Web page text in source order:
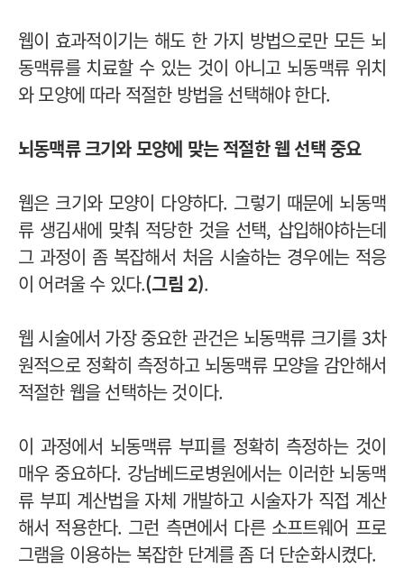
웹이 효과적이기는 해도 한 가지 방법으로만 모든 뇌
동맥류를 치료할 수 있는 것이 아니고 뇌동맥류 위치
와 모양에 따라 적절한 방법을 선택해야 한다.
뇌동맥류 크기와 모양에 맞는 적절한 웹 선택 중요
웹은 크기와 모양이 다양하다. 그렇기 때문에 뇌동맥
류 생김새에 맞춰 적당한 것을 선택, 삽입해야하는데
그 과정이 좀 복잡해서 처음 시술하는 경우에는 적응
이 어려울 수 있다.(그림 2).
웹 시술에서 가장 중요한 관건은 뇌동맥류 크기를 3차
원적으로 정확히 측정하고 뇌동맥류 모양을 감안해서
적절한 웹을 선택하는 것이다.
이 과정에서 뇌동맥류 부피를 정확히 측정하는 것이
매우 중요하다. 강남베드로병원에서는 이러한 뇌동맥
류 부피 계산법을 자체 개발하고 시술자가 직접 계산
해서 적용한다. 그런 측면에서 다른 소프트웨어 프로
그램을 이용하는 복잡한 단계를 좀 더 단순화시켰다.